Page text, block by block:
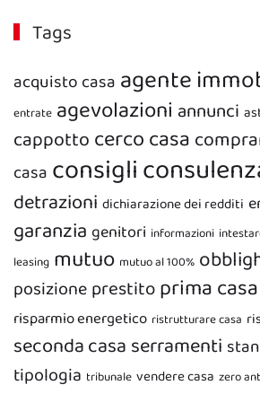
Tags
acquisto casa agente
entrate agevolazioni annunci
cappottocerco casa
casa consigli
detrazioni dichiarazione dei redditi
garanzia genitori informazioni
leasing mutuo mutuo al 100%
posizioneprestitoprima casa
risparmio energetico ristrutturare casa
seconda casaserramenti
tipologia tribunale vendere casa zero